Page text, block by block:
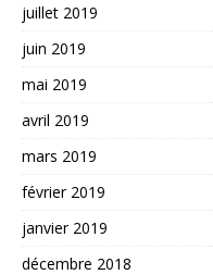
juillet 2019
juin 2019
mai 2019
avril 2019
mars 2019
février 2019
janvier 2019
décembre 2018